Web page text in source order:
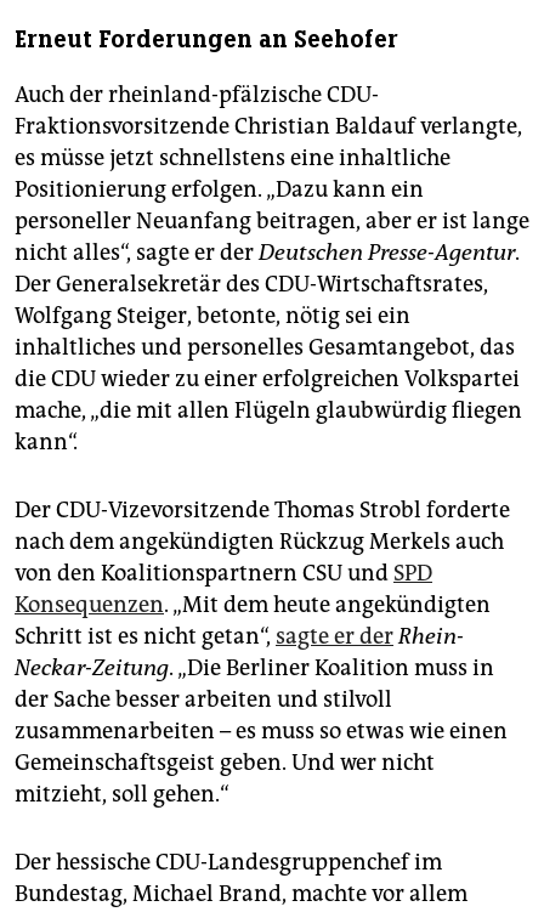
Erneut Forderungen an Seehofer
Auch der rheinland-pfälzische CDU-
Fraktionsvorsitzende Christian Baldauf verlangte,
es müsse jetzt schnellstens eine inhaltliche
Positionierung erfolgen. „Dazu kann ein
personeller Neuanfang beitragen, aber er ist lange
nicht alles“, sagte er derDeutschen Presse-Agentur.
Der Generalsekretär des CDU-Wirtschaftsrates,
Wolfgang Steiger, betonte, nötig sei ein
inhaltliches und personelles Gesamtangebot, das
die CDU wieder zu einer erfolgreichen Volkspartei
mache, „die mit allen Flügeln glaubwürdig fliegen
kann“.
Der CDU-Vizevorsitzende Thomas Strobl forderte
nach dem angekündigten Rückzug Merkels auch
von den Koalitionspartnern CSU und SPD
Konsequenzen. „Mit dem heute angekündigten
Schritt ist es nicht getan“, sagte er derRhein-
Neckar-Zeitung. „Die Berliner Koalition muss in
der Sache besser arbeiten und stilvoll
zusammenarbeiten – es muss so etwas wie einen
Gemeinschaftsgeist geben. Und wer nicht
mitzieht, soll gehen.“
Der hessische CDU-Landesgruppenchef im
Bundestag, Michael Brand, machte vor allem